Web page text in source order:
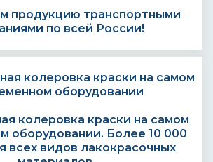
продукцию транспортными
по всей России!
колеровка краски на самом
оборудовании. Более 10 000
всех видов лакокрасочных